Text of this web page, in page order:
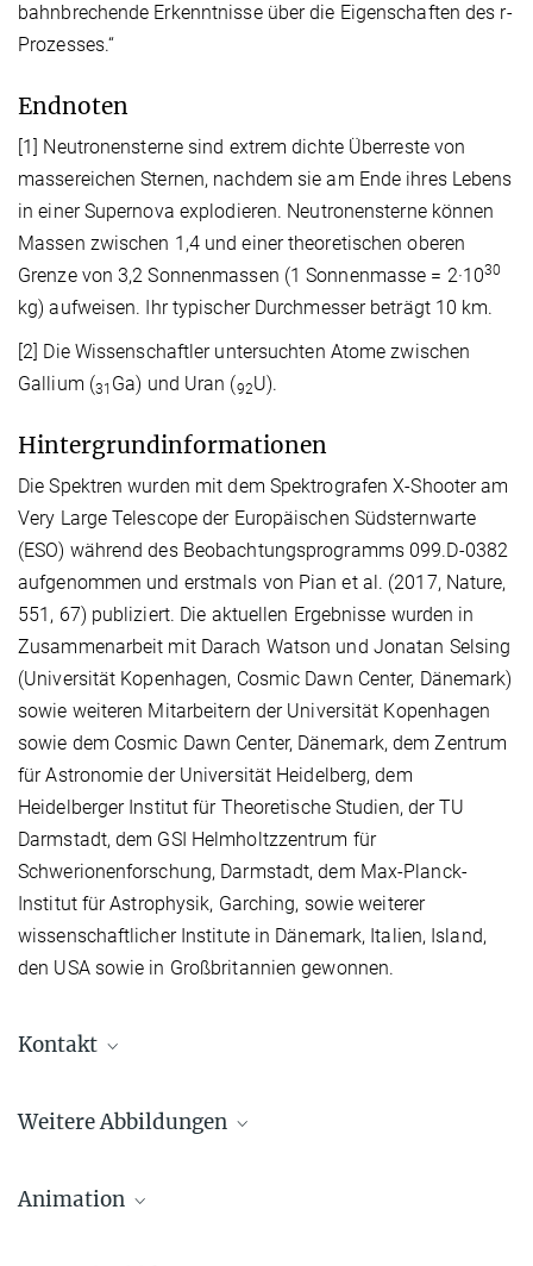
bahnbrechende Erkenntnisse über die Eigenschaften des r-
Prozesses.“
Endnoten
[1] Neutronensterne sind extrem dichte Überreste von
massereichen Sternen, nachdem sie am Ende ihres Lebens
in einer Supernova explodieren. Neutronensterne können
Massen zwischen 1,4 und einer theoretischen oberen
Grenze von 3,2 Sonnenmassen (1 Sonnenmasse = 2·1030
kg) aufweisen. Ihr typischer Durchmesser beträgt 10 km.
[2] Die Wissenschaftler untersuchten Atome zwischen
Gallium (31 Ga) und Uran (92U).
Hintergrundinformationen
Die Spektren wurden mit dem Spektrografen X-Shooter am
Very Large Telescope der Europäischen Südsternwarte
(ESO) während des Beobachtungsprogramms 099.D-0382
aufgenommen und erstmals von Pian et al. (2017, Nature,
551, 67) publiziert. Die aktuellen Ergebnisse wurden in
Zusammenarbeit mit Darach Watson und Jonatan Selsing
(Universität Kopenhagen, Cosmic Dawn Center, Dänemark)
sowie weiteren Mitarbeitern der Universität Kopenhagen
sowie dem Cosmic Dawn Center, Dänemark, dem Zentrum
für Astronomie der Universität Heidelberg, dem
Heidelberger Institut für Theoretische Studien, der TU
Darmstadt, dem GSI Helmholtzzentrum für
Schwerionenforschung, Darmstadt, dem Max-Planck-
Institut für Astrophysik, Garching, sowie weiterer
wissenschaftlicher Institute in Dänemark, Italien, Island,
den USA sowie in Großbritannien gewonnen.
Kontakt
+49 6221 528-358
Weitere Abbildungen
Serie von Spektren von
Animation